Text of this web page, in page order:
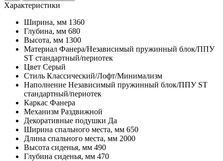
Характеристики
Ширина, мм 1360
Глубина, мм 680
Высота, мм 1300
Материал Фанера/Независимый пружинный блок/ППУ
ST стандартный/периотек
Цвет Серый
Стиль Классический/Лофт/Минимализм
Наполнение Независимый пружинный блок/ППУ ST
стандартный/периотек
Каркас Фанера
Механизм Раздвижной
Декоративные подушки Да
Ширина спального места, мм 650
Длина спального места, мм 2000
Высота сиденья, мм 490
Глубина сиденья, мм 470